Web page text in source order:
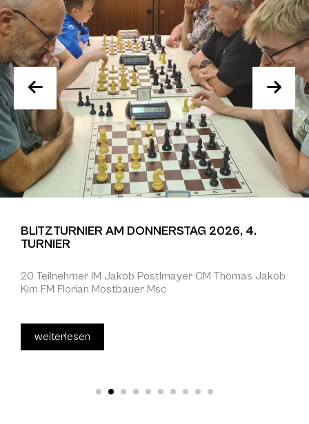
BLITZTURNIER AM DONNERSTAG 2026, 4.
TURNIER
20 Teilnehmer IM Jakob Postlmayer CM Thomas Jakob
Kim FM Florian Mostbauer Msc
weiterlesen